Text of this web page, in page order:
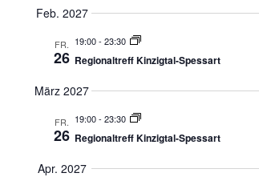
Feb. 2027
FR.
26
19:00- 23:30
Regionaltreff Kinzigtal-Spessart
März 2027
FR.
26
19:00- 23:30
Regionaltreff Kinzigtal-Spessart
Apr. 2027